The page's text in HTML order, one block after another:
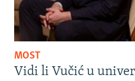
MOST
Vidi li Vučić u